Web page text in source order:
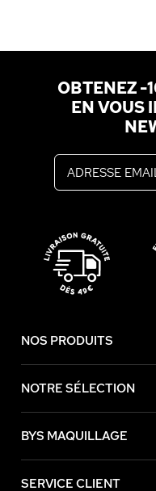
OBTENEZ -
EN VOUS
NOS PRODUITS
NOTRE SÉLECTION
BYS MAQUILLAGE
SERVICE CLIENT